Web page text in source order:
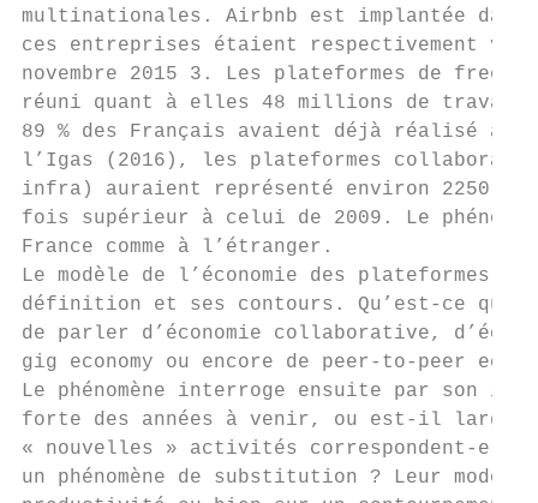
multinationales. Airbnb est implantée
ces entreprises étaient respectivement
novembre 2015 3. Les plateformes de
réuni quant à elles 48 millions de
89 % des Français avaient déjà réalisé au
l’Igas (2016), les plateformes
infra) auraient représenté environ 2250
fois supérieur à celui de 2009. Le
France comme à l’étranger.
Le modèle de l’économie des plateformes
définition et ses contours. Qu’est-ce qui
de parler d’économie collaborative,
gig economy ou encore de peer-to-peer
Le phénomène interroge ensuite par son
forte des années à venir, ou est-il
« nouvelles » activités correspondent-
un phénomène de substitution ? Leur